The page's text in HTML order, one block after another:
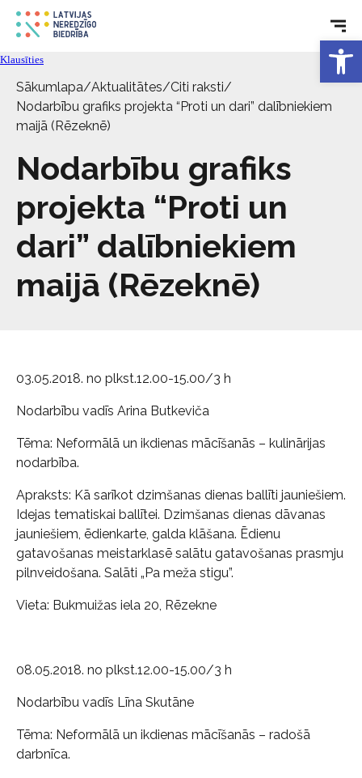
Aktualitātes
Pakalpojumi
Par biedrību
Kontakti
Klausīties
Sākumlapa/Aktualitātes/Citi raksti/
Nodarbību grafiks projekta “Proti un dari” dalībniekiem
maijā (Rēzeknē)
Nodarbību grafiks
projekta “Proti un
dari” dalībniekiem
maijā (Rēzeknē)
03.05.2018. no plkst.12.00-15.00/3 h
Nodarbību vadīs Arina Butkeviča
Tēma: Neformālā un ikdienas mācīšanās – kulinārijas
nodarbība.
Apraksts: Kā sarīkot dzimšanas dienas ballīti jauniešiem.
Idejas tematiskai ballītei. Dzimšanas dienas dāvanas
jauniešiem, ēdienkarte, galda klāšana. Ēdienu
gatavošanas meistarklasē salātu gatavošanas prasmju
pilnveidošana. Salāti „Pa meža stigu”.
Vieta: Bukmuižas iela 20, Rēzekne
08.05.2018. no plkst.12.00-15.00/3 h
Nodarbību vadīs Līna Skutāne
Tēma: Neformālā un ikdienas mācīšanās – radošā
darbnīca.